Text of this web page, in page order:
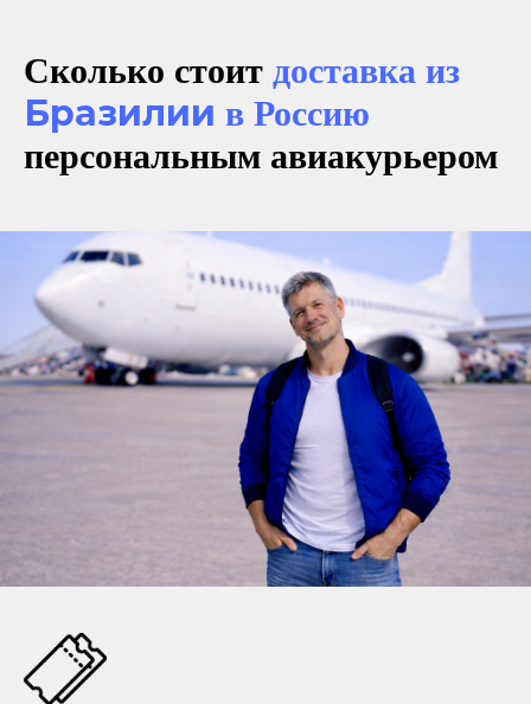
Сколько стоит доставка из
Бразилии в Россию
персональным авиакурьером